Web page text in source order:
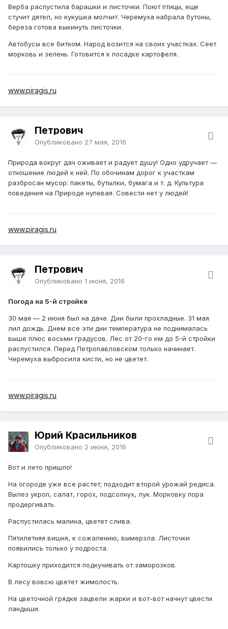
Верба распустила барашки и листочки. Поют птицы, еще
стучит дятел, но кукушка молчит. Черемуха набрала бутоны,
береза готова выкинуть листочки.
Автобусы все битком. Народ возится на своих участках. Сеет
морковь и зелень. Готовится к посадке картофеля.
www.piragis.ru
Петрович
Опубликовано 27 мая, 2016
Природа вокруг дач оживает и радует душу! Одно удручает —
отношение людей к ней. По обочинам дорог к участкам
разбросан мусор: пакеты, бутылки, бумага и т. д. Культура
поведения на Природе нулевая. Совести нет у людей!
www.piragis.ru
Петрович
Опубликовано 1 июня, 2016
Погода на 5-й стройке
30 мая — 2 июня был на даче. Дни были прохладные. 31 мая
лил дождь. Днем все эти дни температура не поднималась
выше плюс восьми градусов. Лес от 20-го км до 5-й стройки
распустился. Перед Петропавловском только начинает.
Черемуха выбросила кисти, но не цветет.
www.piragis.ru
Юрий Красильников
Опубликовано 2 июня, 2016
Вот и лето пришло!
На огороде уже все растет; подходит второй урожай редиса.
Вылез укроп, салат, горох, подсолнух, лук. Морковку пора
продергивать.
Распустилась малина, цветет слива.
Пятилетняя вишня, к сожалению, вымерзла. Листочки
появились только у подроста.
Картошку приходится подкучивать от заморозков.
В лесу вовсю цветет жимолость.
На цветочной грядке зацвели жарки и вот-вот начнут цвести
ландыши.